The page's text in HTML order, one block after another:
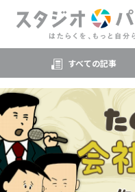
すべての記事